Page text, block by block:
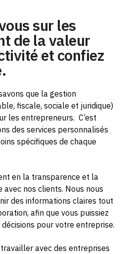
sur les
de la valeur
et confiez
que la gestion
fiscale, sociale et juridique)
les entrepreneurs. C’est
des services personnalisés
spécifiques de chaque
en la transparence et la
nos clients. Nous nous
des informations claires tout
afin que vous puissiez
pour votre entreprise.
avec des entreprises